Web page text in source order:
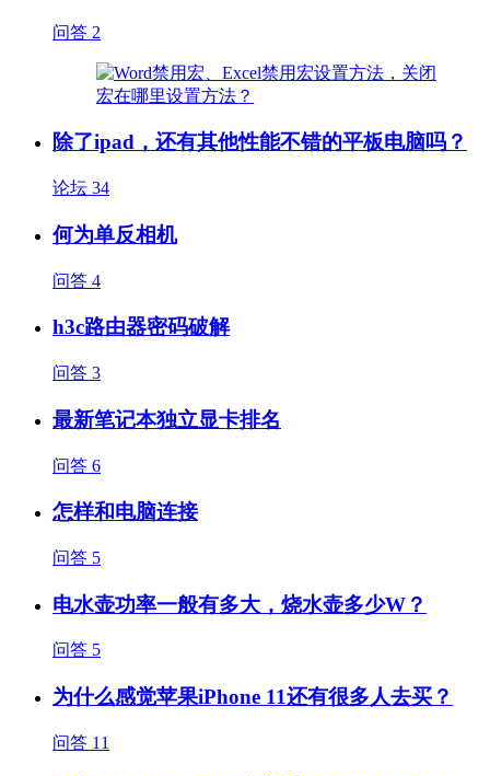
问答 2
除了ipad，还有其他性能不错的平板电脑吗？
论坛 34
何为单反相机
问答 4
h3c路由器密码破解
问答 3
最新笔记本独立显卡排名
问答 6
怎样和电脑连接
问答 5
电水壶功率一般有多大，烧水壶多少W？
问答 5
为什么感觉苹果iPhone 11还有很多人去买？
问答 11